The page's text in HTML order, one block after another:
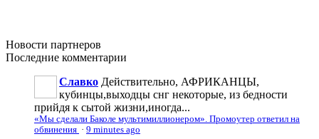
Новости партнеров
Последние комментарии
Славко Действительно, АФРИКАНЦЫ,
кубинцы,выходцы снг некоторые, из бедности
прийдя к сытой жизни,иногда...
«Мы сделали Баколе мультимиллионером». Промоутер ответил на
обвинения · 9 minutes ago